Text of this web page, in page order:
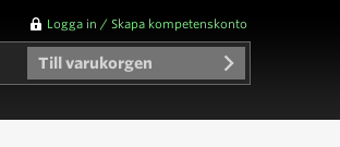
Logga in / Skapa kompetenskonto
Till varukorgen